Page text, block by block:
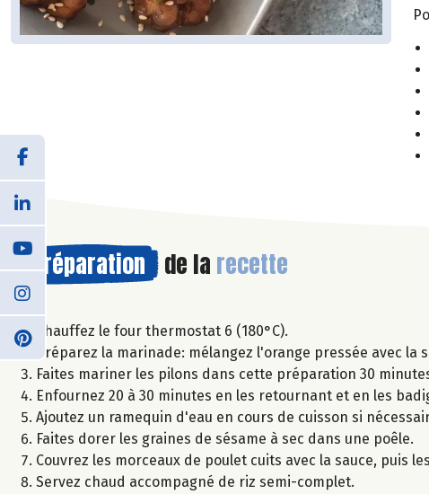
Préparation de la recette
Chauffez le four thermostat 6 (180°C).
Préparez la marinade: mélangez l'orange pressée avec la
Faites mariner les pilons dans cette préparation 30
Enfournez 20 à 30 minutes en les retournant et en les
Ajoutez un ramequin d'eau en cours de cuisson si
Faites dorer les graines de sésame à sec dans une poêle.
Couvrez les morceaux de poulet cuits avec la sauce, puis
Servez chaud accompagné de riz semi-complet.